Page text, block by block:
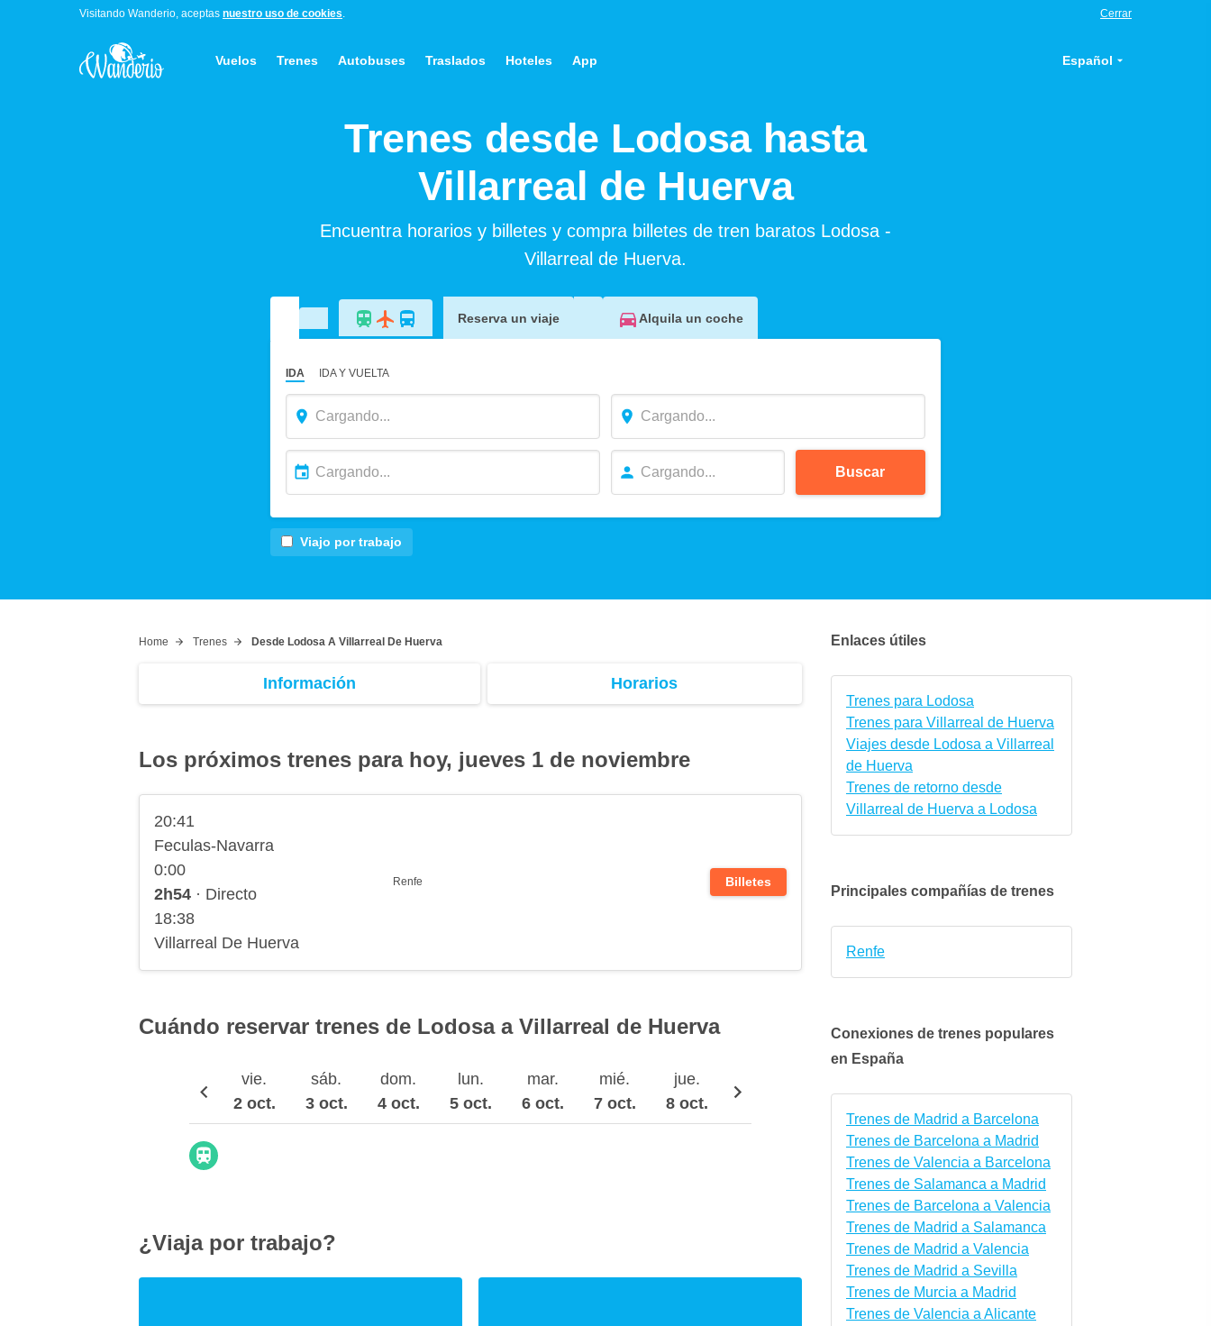
Visitando Wanderio, aceptas nuestro uso de cookies. Cerrar
Vuelos Trenes Autobuses Traslados Hoteles App Español
Trenes desde Lodosa hasta
Villarreal de Huerva
Encuentra horarios y billetes y compra billetes de tren baratos Lodosa -
Villarreal de Huerva.
Reserva un viaje Alquila un coche
IDA IDA Y VUELTA
Buscar
Viajo por trabajo
Home Trenes Desde Lodosa A Villarreal De Huerva
Información Horarios
Los próximos trenes para hoy, jueves 1 de noviembre
20:41
Feculas-Navarra
0:00
2h54 · Directo
18:38
Villarreal De Huerva
Renfe Billetes
Cuándo reservar trenes de Lodosa a Villarreal de Huerva
vie.
2 oct.
sáb.
3 oct.
dom.
4 oct.
lun.
5 oct.
mar.
6 oct.
mié.
7 oct.
jue.
8 oct.
¿Viaja por trabajo?
Enlaces útiles
Trenes para Lodosa
Trenes para Villarreal de Huerva
Viajes desde Lodosa a Villarreal
de Huerva
Trenes de retorno desde
Villarreal de Huerva a Lodosa
Principales compañías de trenes
Renfe
Conexiones de trenes populares
en España
Trenes de Madrid a Barcelona
Trenes de Barcelona a Madrid
Trenes de Valencia a Barcelona
Trenes de Salamanca a Madrid
Trenes de Barcelona a Valencia
Trenes de Madrid a Salamanca
Trenes de Madrid a Valencia
Trenes de Madrid a Sevilla
Trenes de Murcia a Madrid
Trenes de Valencia a Alicante